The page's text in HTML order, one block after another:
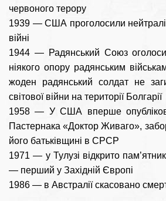
червоного терору
1939 — США проголосили
війні
1944 — Радянський Союз
ніякого опору радянським
жоден радянський солдат не
світової війни на території Болгарії
1958 — У США вперше
Пастернака «Доктор Живаго»,
його батьківщині в СРСР
1971 — у Тулузі відкрито
— перший у Західній Європі
1986 — в Австралії скасовано